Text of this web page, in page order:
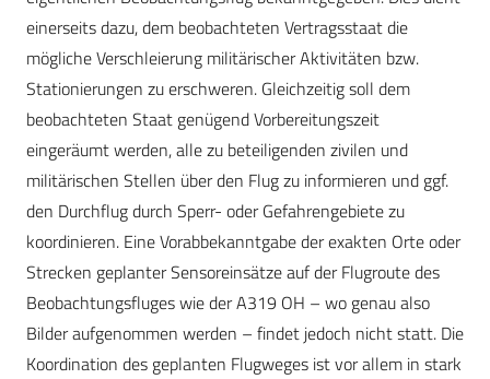
einerseits dazu, dem beobachteten Vertragsstaat die
mögliche Verschleierung militärischer Aktivitäten bzw.
Stationierungen zu erschweren. Gleichzeitig soll dem
beobachteten Staat genügend Vorbereitungszeit
eingeräumt werden, alle zu beteiligenden zivilen und
militärischen Stellen über den Flug zu informieren und ggf.
den Durchflug durch Sperr- oder Gefahrengebiete zu
koordinieren. Eine Vorabbekanntgabe der exakten Orte oder
Strecken geplanter Sensoreinsätze auf der Flugroute des
Beobachtungsfluges wie der A319 OH – wo genau also
Bilder aufgenommen werden – findet jedoch nicht statt. Die
Koordination des geplanten Flugweges ist vor allem in stark